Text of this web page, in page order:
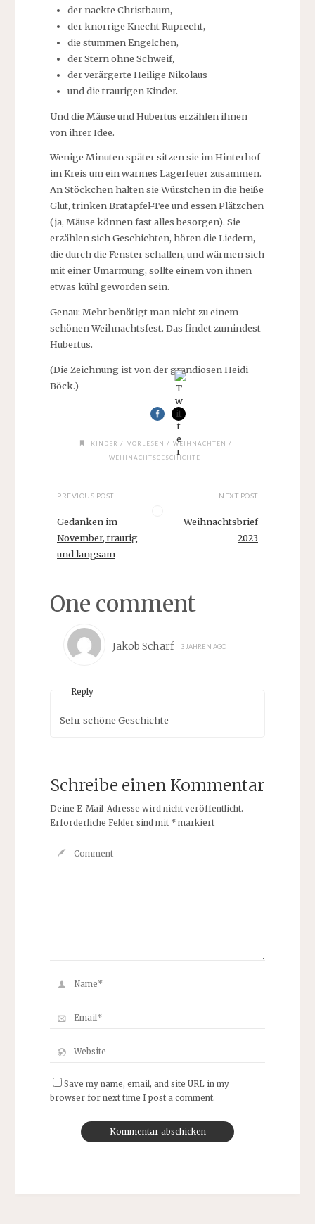
der nackte Christbaum,
der knorrige Knecht Ruprecht,
die stummen Engelchen,
der Stern ohne Schweif,
der verärgerte Heilige Nikolaus
und die traurigen Kinder.
Und die Mäuse und Hubertus erzählen ihnen
von ihrer Idee.
Wenige Minuten später sitzen sie im Hinterhof
im Kreis um ein warmes Lagerfeuer zusammen.
An Stöckchen halten sie Würstchen in die heiße
Glut, trinken Bratapfel-Tee und essen Plätzchen
(ja, Mäuse können fast alles besorgen). Sie
erzählen sich Geschichten, hören die Liedern,
die durch die Fenster schallen, und wärmen sich
mit einer Umarmung, sollte einem von ihnen
etwas kühl geworden sein.
Genau: Mehr benötigt man nicht zu einem
schönen Weihnachtsfest. Das findet zumindest
Hubertus.
(Die Zeichnung ist von der grandiosen Heidi
Böck.)
KINDER / VORLESEN / WEIHNACHTEN /
WEIHNACHTSGESCHICHTE
PREVIOUS POST
Gedanken im
November, traurig
und langsam
NEXT POST
Weihnachtsbrief
2023
One comment
Jakob Scharf 3 JAHREN AGO
Reply
Sehr schöne Geschichte
Schreibe einen Kommentar
Deine E-Mail-Adresse wird nicht veröffentlicht.
Erforderliche Felder sind mit *markiert
Save my name, email, and site URL in my
browser for next time I post a comment.